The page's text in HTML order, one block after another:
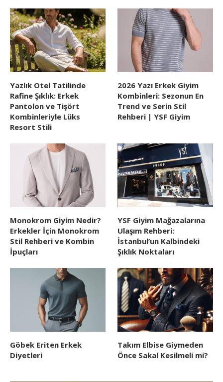
Yazlık Otel Tatilinde
Rafine Şıklık: Erkek
Pantolon ve Tişört
Kombinleriyle Lüks
Resort Stili
2026 Yazı Erkek Giyim
Kombinleri: Sezonun En
Trend ve Serin Stil
Rehberi | YSF Giyim
Monokrom Giyim Nedir?
Erkekler İçin Monokrom
Stil Rehberi ve Kombin
İpuçları
YSF Giyim Mağazalarına
Ulaşım Rehberi:
İstanbul’un Kalbindeki
Şıklık Noktaları
Göbek Eriten Erkek
Diyetleri
Takım Elbise Giymeden
Önce Sakal Kesilmeli mi?